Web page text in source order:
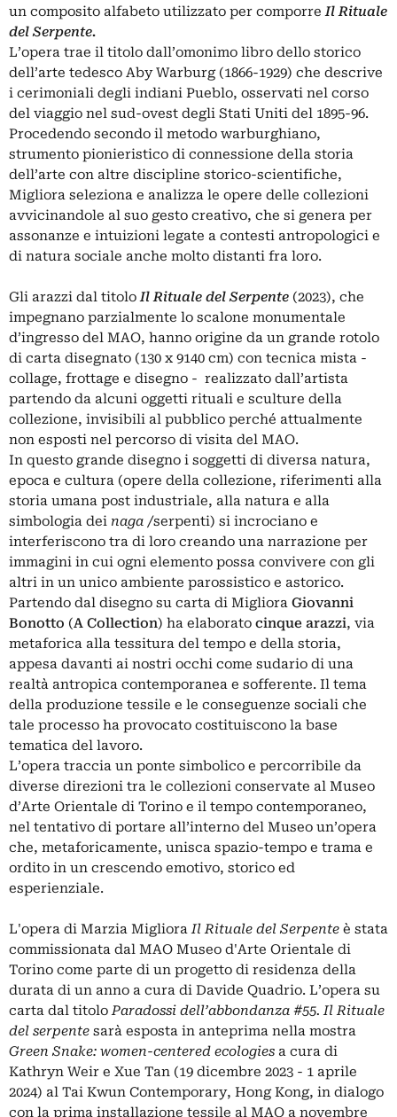
un composito alfabeto utilizzato per comporreIl Rituale
del Serpente.
L’opera trae il titolo dall’omonimo libro dello storico
dell’arte tedesco Aby Warburg (1866-1929) che descrive
i cerimoniali degli indiani Pueblo, osservati nel corso
del viaggio nel sud-ovest degli Stati Uniti del 1895-96.
Procedendo secondo il metodo warburghiano,
strumento pionieristico di connessione della storia
dell’arte con altre discipline storico-scientifiche,
Migliora seleziona e analizza le opere delle collezioni
avvicinandole al suo gesto creativo, che si genera per
assonanze e intuizioni legate a contesti antropologici e
di natura sociale anche molto distanti fra loro.
Gli arazzi dal titoloIl Rituale del Serpente (2023), che
impegnano parzialmente lo scalone monumentale
d’ingresso del MAO, hanno origine da un grande rotolo
di carta disegnato (130 x 9140 cm) con tecnica mista -
collage, frottage e disegno - realizzato dall’artista
partendo da alcuni oggetti rituali e sculture della
collezione, invisibili al pubblico perché attualmente
non esposti nel percorso di visita del MAO.
In questo grande disegno i soggetti di diversa natura,
epoca e cultura (opere della collezione, riferimenti alla
storia umana post industriale, alla natura e alla
simbologia dei naga /serpenti) si incrociano e
interferiscono tra di loro creando una narrazione per
immagini in cui ogni elemento possa convivere con gli
altri in un unico ambiente parossistico e astorico.
Partendo dal disegno su carta di Migliora Giovanni
Bonotto (A Collection) ha elaborato cinque arazzi, via
metaforica alla tessitura del tempo e della storia,
appesa davanti ai nostri occhi come sudario di una
realtà antropica contemporanea e sofferente. Il tema
della produzione tessile e le conseguenze sociali che
tale processo ha provocato costituiscono la base
tematica del lavoro.
L’opera traccia un ponte simbolico e percorribile da
diverse direzioni tra le collezioni conservate al Museo
d’Arte Orientale di Torino e il tempo contemporaneo,
nel tentativo di portare all’interno del Museo un’opera
che, metaforicamente, unisca spazio-tempo e trama e
ordito in un crescendo emotivo, storico ed
esperienziale.
L'opera di Marzia MiglioraIl Rituale del Serpente è stata
commissionata dal MAO Museo d'Arte Orientale di
Torino come parte di un progetto di residenza della
durata di un anno a cura di Davide Quadrio. L’opera su
carta dal titoloParadossi dell’abbondanza #55. Il Rituale
del serpente sarà esposta in anteprima nella mostra
Green Snake: women-centered ecologies a cura di
Kathryn Weir e Xue Tan (19 dicembre 2023 - 1 aprile
2024) al Tai Kwun Contemporary, Hong Kong, in dialogo
con la prima installazione tessile al MAO a novembre